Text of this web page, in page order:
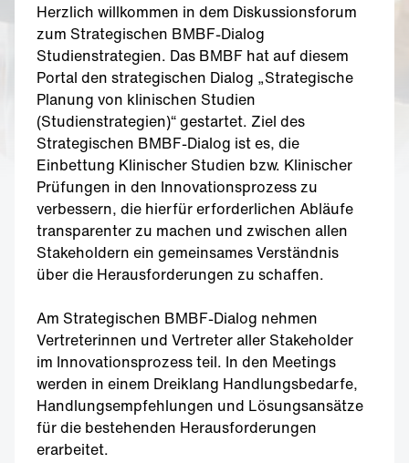
Herzlich willkommen in dem Diskussionsforum
zum Strategischen BMBF-Dialog
Studienstrategien. Das BMBF hat auf diesem
Portal den strategischen Dialog „Strategische
Planung von klinischen Studien
(Studienstrategien)“ gestartet. Ziel des
Strategischen BMBF-Dialog ist es, die
Einbettung Klinischer Studien bzw. Klinischer
Prüfungen in den Innovationsprozess zu
verbessern, die hierfür erforderlichen Abläufe
transparenter zu machen und zwischen allen
Stakeholdern ein gemeinsames Verständnis
über die Herausforderungen zu schaffen.
Am Strategischen BMBF-Dialog nehmen
Vertreterinnen und Vertreter aller Stakeholder
im Innovationsprozess teil. In den Meetings
werden in einem Dreiklang Handlungsbedarfe,
Handlungsempfehlungen und Lösungsansätze
für die bestehenden Herausforderungen
erarbeitet.